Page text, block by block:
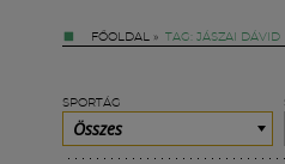
FŐOLDAL » TAG: JÁSZAI DÁVID
SPORTÁG
Összes